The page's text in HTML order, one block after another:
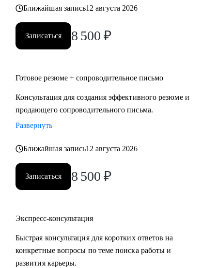
Ближайшая запись12 августа 2026
Записаться 8 500 ₽
Готовое резюме + сопроводительное письмо
Консультация для создания эффективного резюме и
продающего сопроводительного письма.
Развернуть
Ближайшая запись12 августа 2026
Записаться 8 500 ₽
Экспресс-консультация
Быстрая консультация для коротких ответов на
конкретные вопросы по теме поиска работы и
развития карьеры.